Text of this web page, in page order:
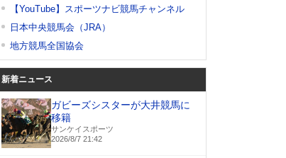
【YouTube】スポーツナビ競馬チャンネル
日本中央競馬会（JRA）
地方競馬全国協会
新着ニュース
ガビーズシスターが大井競馬に
移籍
サンケイスポーツ
2026/8/7 21:42